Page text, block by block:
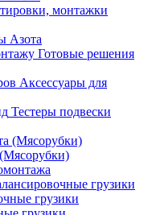
монтажки
Азота
Готовые решения
Аксессуары для
Тестеры подвески
грузики